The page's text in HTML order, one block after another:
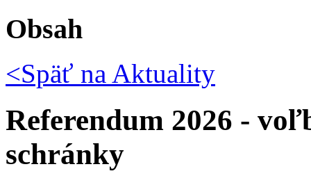
Obsah
<Späť na Aktuality
Referendum 2026 -
schránky